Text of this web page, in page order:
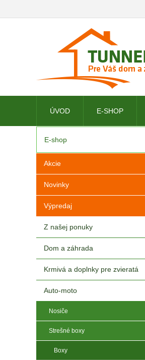
E-shop
Akcie
Novinky
Výpredaj
Z našej ponuky
Dom a záhrada
Krmivá a doplnky pre zvieratá
Auto-moto
Nosiče
Strešné boxy
Boxy
ÚVOD E-SHOP